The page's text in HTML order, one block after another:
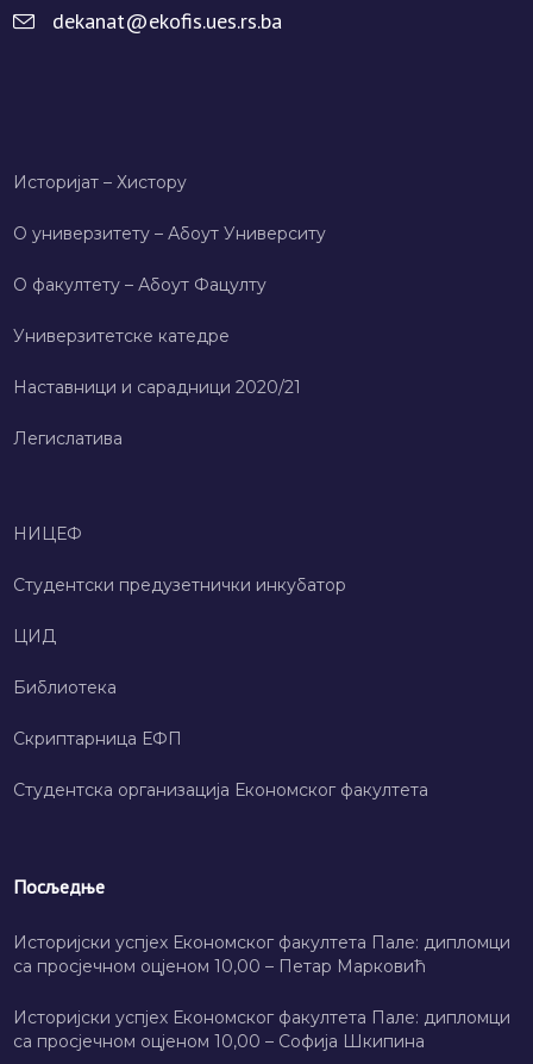
dekanat@ekofis.ues.rs.ba
Историјат – Хисторy
О универзитету – Абоут Университy
О факултету – Абоут Фацултy
Универзитетске катедре
Наставници и сарадници 2020/21
Легислатива
НИЦЕФ
Студентски предузетнички инкубатор
ЦИД
Библиотека
Скриптарница ЕФП
Студентска организација Економског факултета
Посљедње
Историјски успјех Економског факултета Пале: дипломци
са просјечном оцјеном 10,00 – Петар Марковић
Историјски успјех Економског факултета Пале: дипломци
са просјечном оцјеном 10,00 – Софија Шкипина